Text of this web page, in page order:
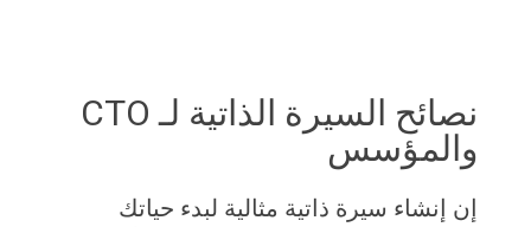
نصائح السيرة الذاتية لـ CTO
والمؤسس
إن إنشاء سيرة ذاتية مثالية لبدء حياتك